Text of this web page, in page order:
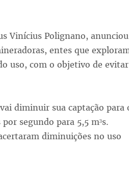
Vinícius Polignano, anunciou
entes que
uso, com o objetivo de evitar
diminuir sua captação para
segundo para 5,5 m³s.
diminuições no uso